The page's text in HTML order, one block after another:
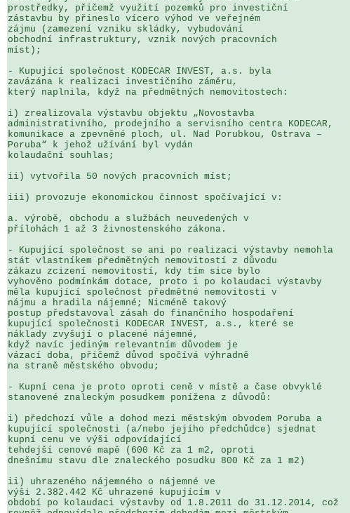
prostředky, přičemž využití pozemků pro investiční
zástavbu by přineslo vícero výhod ve veřejném
zájmu (zamezení vzniku skládky, vybudování
obchodní infrastruktury, vznik nových pracovních
míst);
- Kupující společnost KODECAR INVEST, a.s. byla
zavázána k realizaci investičního záměru,
který naplnila, když na předmětných nemovitostech:
i) zrealizovala výstavbu objektu „Novostavba
administrativního, prodejního a servisního centra KODECAR,
komunikace a zpevněné ploch, ul. Nad Porubkou, Ostrava –
Poruba“ k jehož užívání byl vydán
kolaudační souhlas;
ii) vytvořila 50 nových pracovních míst;
iii) provozuje ekonomickou činnost spočívající v:
a. výrobě, obchodu a službách neuvedených v
přílohách 1 až 3 živnostenského zákona.
- Kupující společnost se ani po realizaci výstavby nemohla
stát vlastníkem předmětných nemovitostí z důvodu
zákazu zcizení nemovitostí, kdy tím sice bylo
vyhověno podmínkám dotace, proto i po kolaudaci výstavby
měla kupující společnost předmětné nemovitosti v
nájmu a hradila nájemné; Nicméně takový
postup představoval zásah do finančního hospodaření
kupující společnosti KODECAR INVEST, a.s., které se
náklady zvyšují o placené nájemné,
když navíc jediným relevantním důvodem je
vázací doba, přičemž důvod spočívá výhradně
na straně městského obvodu;
- Kupní cena je proto oproti ceně v místě a čase obvyklé
stanovené znaleckým posudkem ponížena z důvodů:
i) předchozí vůle a dohod mezi městským obvodem Poruba a
kupující společnosti (a/nebo jejího předchůdce) sjednat
kupní cenu ve výši odpovídající
tehdejší cenové mapě (600 Kč za 1 m2, oproti
dnešnímu stavu dle znaleckého posudku 800 Kč za 1 m2)
ii) uhrazeného nájemného o nájemné ve
výši 2.382.442 Kč uhrazené kupujícím v
období po kolaudaci výstavby od 1.8.2011 do 31.12.2014, což